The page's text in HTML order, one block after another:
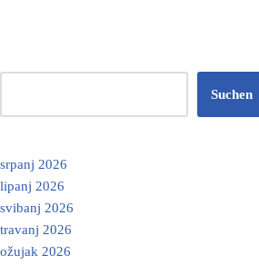
Suchen
srpanj 2026
lipanj 2026
svibanj 2026
travanj 2026
ožujak 2026